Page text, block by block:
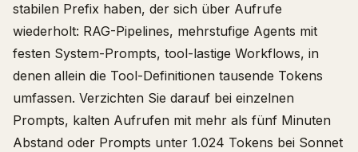
stabilen Prefix haben, der sich über Aufrufe
wiederholt: RAG-Pipelines, mehrstufige Agents mit
festen System-Prompts, tool-lastige Workflows, in
denen allein die Tool-Definitionen tausende Tokens
umfassen. Verzichten Sie darauf bei einzelnen
Prompts, kalten Aufrufen mit mehr als fünf Minuten
Abstand oder Prompts unter 1.024 Tokens bei Sonnet